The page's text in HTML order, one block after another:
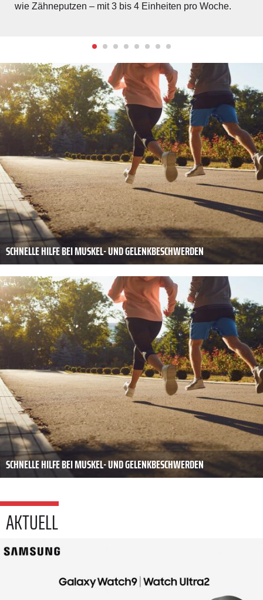
wie Zähneputzen – mit 3 bis 4 Einheiten pro Woche.
SCHNELLE HILFE BEI MUSKEL- UND GELENKBESCHWERDEN
SCHNELLE HILFE BEI MUSKEL- UND GELENKBESCHWERDEN
AKTUELL